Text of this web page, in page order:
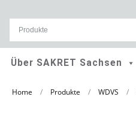
Über SAKRET Sachsen
Home / Produkte / WDVS /